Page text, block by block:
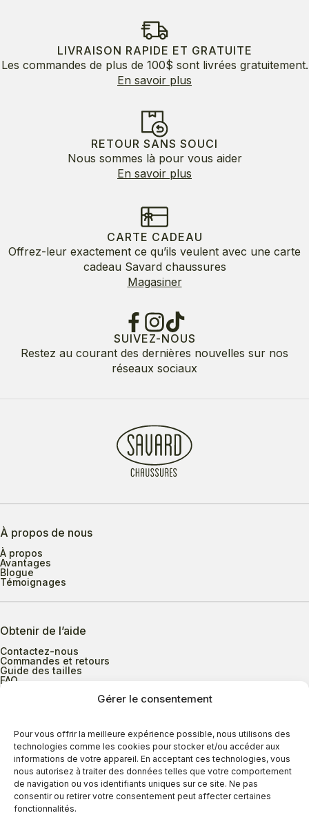
Gérer le consentement
Pour vous offrir la meilleure expérience possible, nous utilisons des
technologies comme les cookies pour stocker et/ou accéder aux
informations de votre appareil. En acceptant ces technologies, vous
nous autorisez à traiter des données telles que votre comportement
de navigation ou vos identifiants uniques sur ce site. Ne pas
consentir ou retirer votre consentement peut affecter certaines
fonctionnalités.
LIVRAISON RAPIDE ET GRATUITE
Les commandes de plus de 100$ sont livrées gratuitement.
En savoir plus
RETOUR SANS SOUCI
Nous sommes là pour vous aider
En savoir plus
CARTE CADEAU
Offrez-leur exactement ce qu’ils veulent avec une carte
cadeau Savard chaussures
Magasiner
SUIVEZ-NOUS
Restez au courant des dernières nouvelles sur nos
réseaux sociaux
À propos de nous
À propos
Avantages
Blogue
Témoignages
Obtenir de l’aide
Contactez-nous
Commandes et retours
Guide des tailles
FAQ
Heures d’ouverture
Lundi au mercredi
9h00 à 17h30
Jeudi
9h00 à 20h00
Vendredi
9h00 à 18h00